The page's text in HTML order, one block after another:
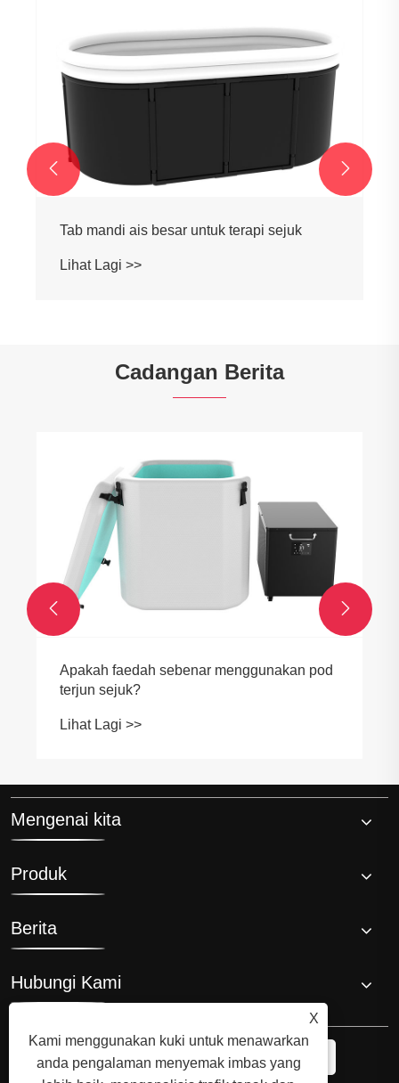
Tab mandi ais besar untuk terapi sejuk
Lihat Lagi >>
 
Cadangan Berita
Apakah faedah sebenar menggunakan pod
terjun sejuk?
Lihat Lagi >>
 
Mengenai kita
Produk
Berita
Hubungi Kami
X
Kami menggunakan kuki untuk menawarkan
anda pengalaman menyemak imbas yang